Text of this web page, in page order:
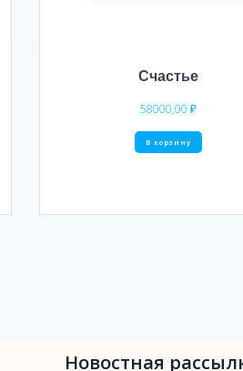
Счастье
58000,00₽
В корзину
Новостная